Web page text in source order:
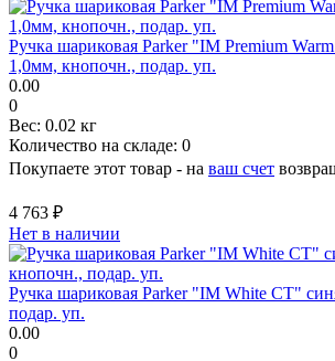
Ручка шариковая Parker "IM Premium
1,0мм, кнопочн., подар. уп.
0.00
0
Вес: 0.02 кг
Количество на складе: 0
Покупаете этот товар - на ваш счет
4 763 ₽
Нет в наличии
Ручка шариковая Parker "IM White CT"
подар. уп.
0.00
0